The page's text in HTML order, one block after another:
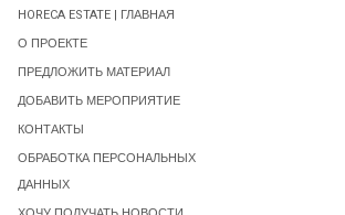
HORECA ESTATE | ГЛАВНАЯ
О ПРОЕКТЕ
ПРЕДЛОЖИТЬ МАТЕРИАЛ
ДОБАВИТЬ МЕРОПРИЯТИЕ
КОНТАКТЫ
ОБРАБОТКА ПЕРСОНАЛЬНЫХ
ДАННЫХ